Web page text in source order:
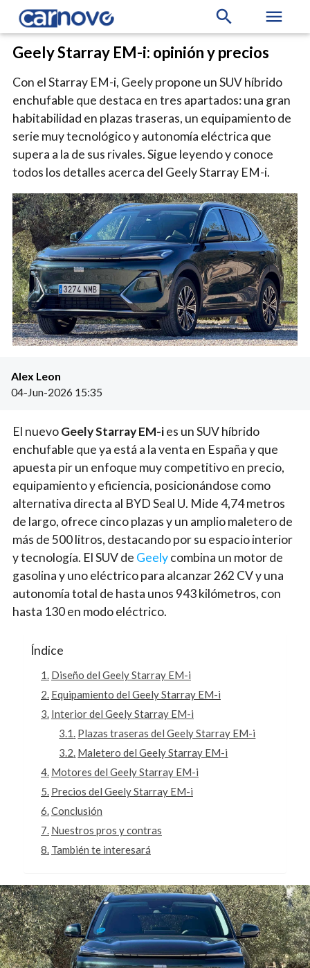
search menu
Geely Starray EM-i: opinión y precios
Con el Starray EM-i, Geely propone un SUV híbrido
enchufable que destaca en tres apartados: una gran
habitabilidad en plazas traseras, un equipamiento de
serie muy tecnológico y autonomía eléctrica que
supera a la de sus rivales. Sigue leyendo y conoce
todos los detalles acerca del Geely Starray EM-i.
Alex Leon
04-Jun-2026 15:35
El nuevoGeely Starray EM-ies un SUV híbrido
enchufable que ya está a la venta en España y que
apuesta pir un enfoque muy competitivo en precio,
equipamiento y eficiencia, posicionándose como
alternativa directa al BYD Seal U. Mide 4,74 metros
de largo, ofrece cinco plazas y un amplio maletero de
más de 500 litros, destacando por su espacio interior
y tecnología. El SUV de Geelycombina un motor de
gasolina y uno eléctrico para alcanzar 262 CV y una
autonomía total de hasta unos 943 kilómetros, con
hasta 130 en modo eléctrico.
Índice
Diseño del Geely Starray EM-i
Equipamiento del Geely Starray EM-i
Interior del Geely Starray EM-i
Plazas traseras del Geely Starray EM-i
Maletero del Geely Starray EM-i
Motores del Geely Starray EM-i
Precios del Geely Starray EM-i
Conclusión
Nuestros pros y contras
También te interesará